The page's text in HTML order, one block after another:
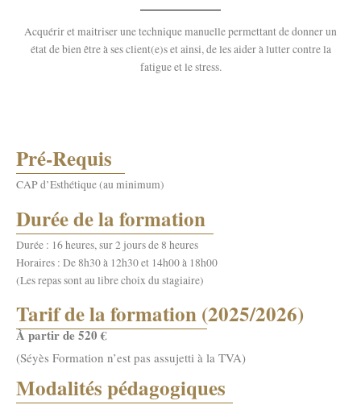
Acquérir et maitriser une technique manuelle permettant de donner un
état de bien être à ses client(e)s et ainsi, de les aider à lutter contre la
fatigue et le stress.
Pré-Requis
CAP d’Esthétique (au minimum)
Durée de la formation
Durée : 16 heures, sur 2 jours de 8 heures
Horaires : De 8h30 à 12h30 et 14h00 à 18h00
(Les repas sont au libre choix du stagiaire)
Tarif de la formation (2025/2026)
À partir de 520 €
(Séyès Formation n’est pas assujetti à la TVA)
Modalités pédagogiques